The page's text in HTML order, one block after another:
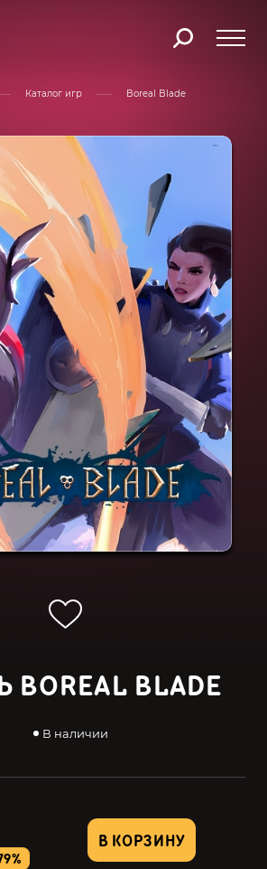
Каталог игр Boreal Blade
BOREAL BLADE
В наличии
В КОРЗИНУ